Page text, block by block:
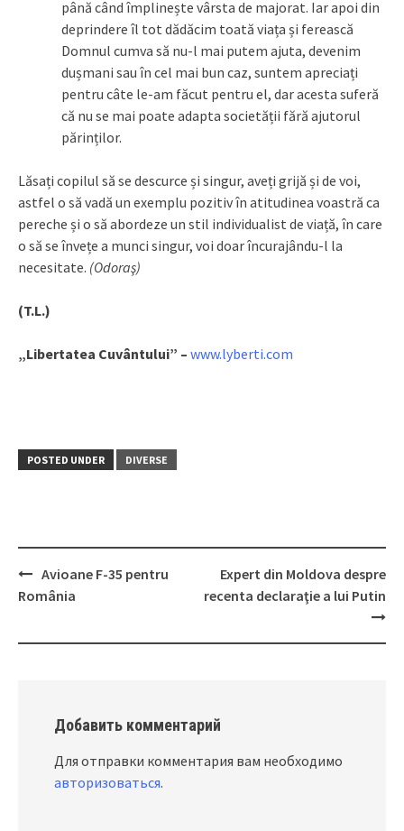
până când împlinește vârsta de majorat. Iar apoi din
deprindere îl tot dădăcim toată viața și ferească
Domnul cumva să nu-l mai putem ajuta, devenim
dușmani sau în cel mai bun caz, suntem apreciați
pentru câte le-am făcut pentru el, dar acesta suferă
că nu se mai poate adapta societății fără ajutorul
părinților.
Lăsați copilul să se descurce și singur, aveți grijă și de voi,
astfel o să vadă un exemplu pozitiv în atitudinea voastră ca
pereche și o să abordeze un stil individualist de viață, în care
o să se învețe a munci singur, voi doar încurajându-l la
necesitate. (Odoraş)
(T.L.)
„Libertatea Cuvântului” – www.lyberti.com
POSTED UNDER DIVERSE
Post
Avioane F-35 pentru
România
Expert din Moldova despre
recenta declaraţie a lui Putin
Добавить комментарий
Для отправки комментария вам необходимо
авторизоваться.